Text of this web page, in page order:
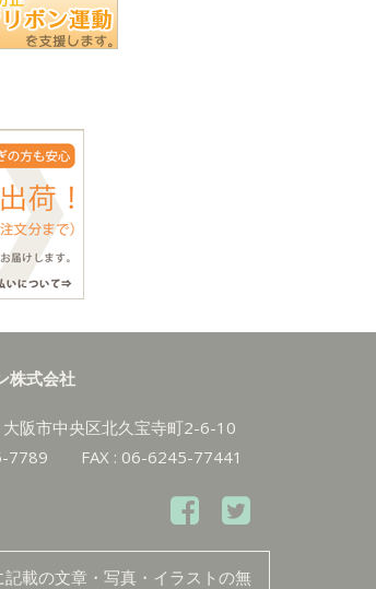
株式会社
阪市中央区北久宝寺町2-6-10
7789 FAX : 06-6245-77441
記載の文章・写真・イラストの無